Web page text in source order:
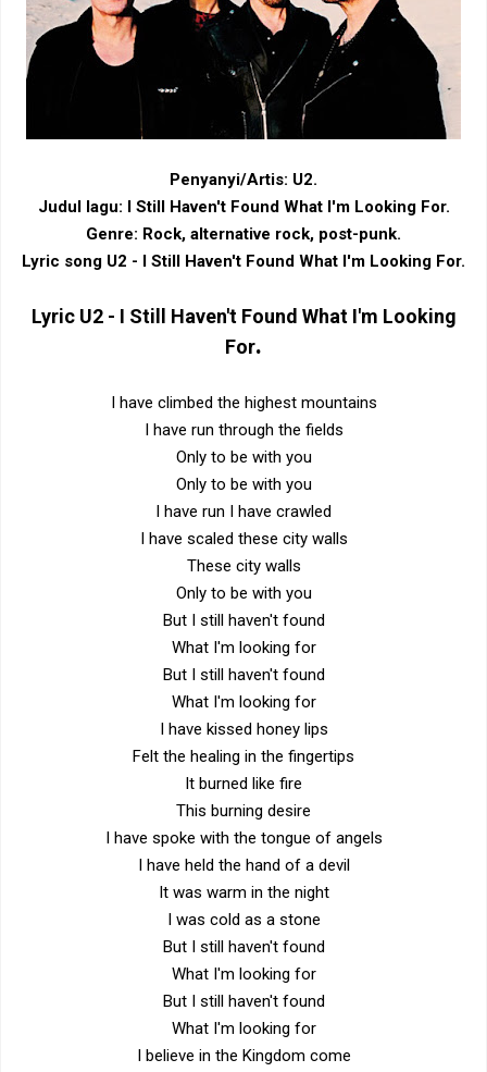
Penyanyi/Artis: U2.
Judul lagu: I Still Haven't Found What I'm Looking For.
Genre: Rock‎, ‎alternative rock‎, ‎post-punk.
Lyric song U2 - I Still Haven't Found What I'm Looking For.
Lyric U2 - I Still Haven't Found What I'm Looking
For.
I have climbed the highest mountains
I have run through the fields
Only to be with you
Only to be with you
I have run I have crawled
I have scaled these city walls
These city walls
Only to be with you
But I still haven't found
What I'm looking for
But I still haven't found
What I'm looking for
I have kissed honey lips
Felt the healing in the fingertips
It burned like fire
This burning desire
I have spoke with the tongue of angels
I have held the hand of a devil
It was warm in the night
I was cold as a stone
But I still haven't found
What I'm looking for
But I still haven't found
What I'm looking for
I believe in the Kingdom come